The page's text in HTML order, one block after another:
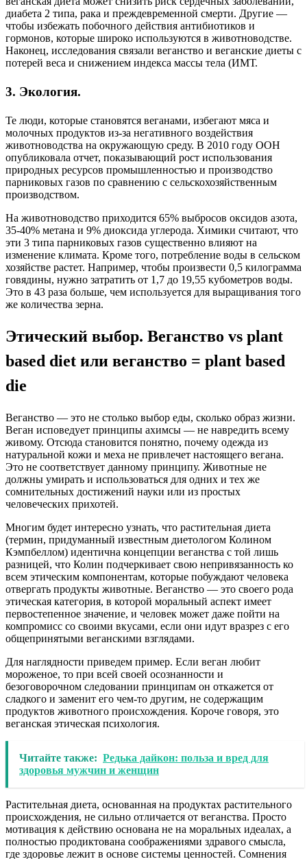
диабета 2 типа, рака и преждевременной смерти. Другие —
чтобы избежать побочного действия антибиотиков и
гормонов, которые широко используются в животноводстве.
Наконец, исследования связали веганство и веганские диеты с
потерей веса и снижением индекса массы тела (ИМТ.
3. Экология.
Те люди, которые становятся веганами, избегают мяса и
молочных продуктов из-за негативного воздействия
животноводства на окружающую среду. В 2010 году ООН
опубликовала отчет, показывающий рост использования
природных ресурсов промышленностью и производство
парниковых газов по сравнению с сельскохозяйственным
производством.
На животноводство приходится 65% выбросов оксидов азота,
35-40% метана и 9% диоксида углерода. Химики считают, что
эти 3 типа парниковых газов существенно влияют на
изменение климата. Кроме того, потребление воды в сельском
хозяйстве растет. Например, чтобы произвести 0,5 килограмма
говядины, нужно затратить от 1,7 до 19,55 кубометров воды.
Это в 43 раза больше, чем используется для выращивания того
же количества зерна.
Этический выбор. Веганство vs plant
based diet или веганство = plant based
die
Веганство — это не столько выбор еды, сколько образ жизни.
Веган исповедует принципы ахимсы — не навредить всему
живому. Отсюда становится понятно, почему одежда из
натуральной кожи и меха не привлечет настоящего вегана.
Это не соответствует данному принципу. Животные не
должны умирать и использоваться для одних и тех же
сомнительных достижений науки или из простых
человеческих прихотей.
Многим будет интересно узнать, что растительная диета
(термин, придуманный известным диетологом Колином
Кэмпбеллом) идентична концепции веганства с той лишь
разницей, что Колин подчеркивает свою непривязанность ко
всем этическим компонентам, которые побуждают человека
отвергать продукты животные. Веганство — это своего рода
этическая категория, в которой моральный аспект имеет
первостепенное значение, и человек может даже пойти на
компромисс со своими вкусами, если они идут вразрез с его
общепринятыми веганскими взглядами.
Для наглядности приведем пример. Если веган любит
мороженое, то при всей своей осознанности и
безоговорочном следовании принципам он откажется от
сладкого и заменит его чем-то другим, не содержащим
продуктов животного происхождения. Короче говоря, это
веганская этическая психология.
Читайте также: Редька дайкон: польза и вред для
здоровья мужчин и женщин
Растительная диета, основанная на продуктах растительного
происхождения, не сильно отличается от веганства. Просто
мотивация к действию основана не на моральных идеалах, а
полностью продиктована соображениями здравого смысла,
где здоровье лежит в основе системы ценностей. Сомнения